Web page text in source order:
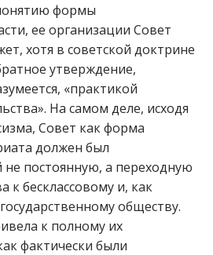
формы
ее организации Совет
хотя в советской доктрине
утверждение,
«практикой
На самом деле, исходя
Совет как форма
должен был
не постоянную, а переходную
к бесклассовому и, как
обществу.
к полному их
фактически были